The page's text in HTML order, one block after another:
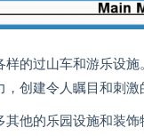
的过山车和游乐设
创建令人瞩目和刺激
他的乐园设施和装